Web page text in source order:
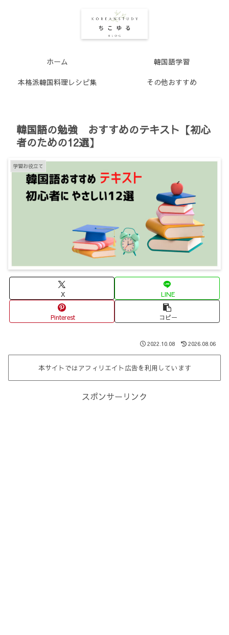
ホーム
韓国語学習
本格派韓国料理レシピ集
その他おすすめ
韓国語の勉強 おすすめのテキスト【初心
者のための12選】
学習お役立て
X LINE
Pinterest コピー
2022.10.08 2026.08.06
本サイトではアフィリエイト広告を利用しています
スポンサーリンク